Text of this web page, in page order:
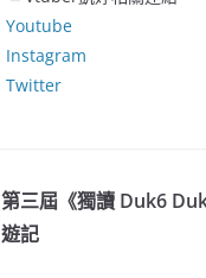
Youtube
Instagram
Twitter
第三屆《獨讀 Duk6
遊記